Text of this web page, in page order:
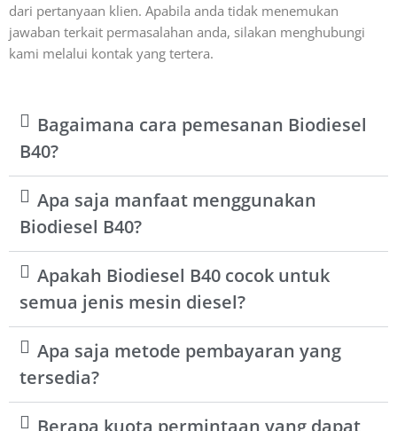
dari pertanyaan klien. Apabila anda tidak menemukan
jawaban terkait permasalahan anda, silakan menghubungi
kami melalui kontak yang tertera.
Bagaimana cara pemesanan Biodiesel
B40?
Apa saja manfaat menggunakan
Biodiesel B40?
Apakah Biodiesel B40 cocok untuk
semua jenis mesin diesel?
Apa saja metode pembayaran yang
tersedia?